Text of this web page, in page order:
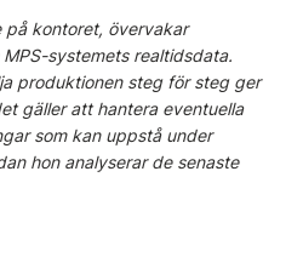
på kontoret, övervakar
systemets realtidsdata.
produktionen steg för steg ger
gäller att hantera eventuella
som kan uppstå under
hon analyserar de senaste